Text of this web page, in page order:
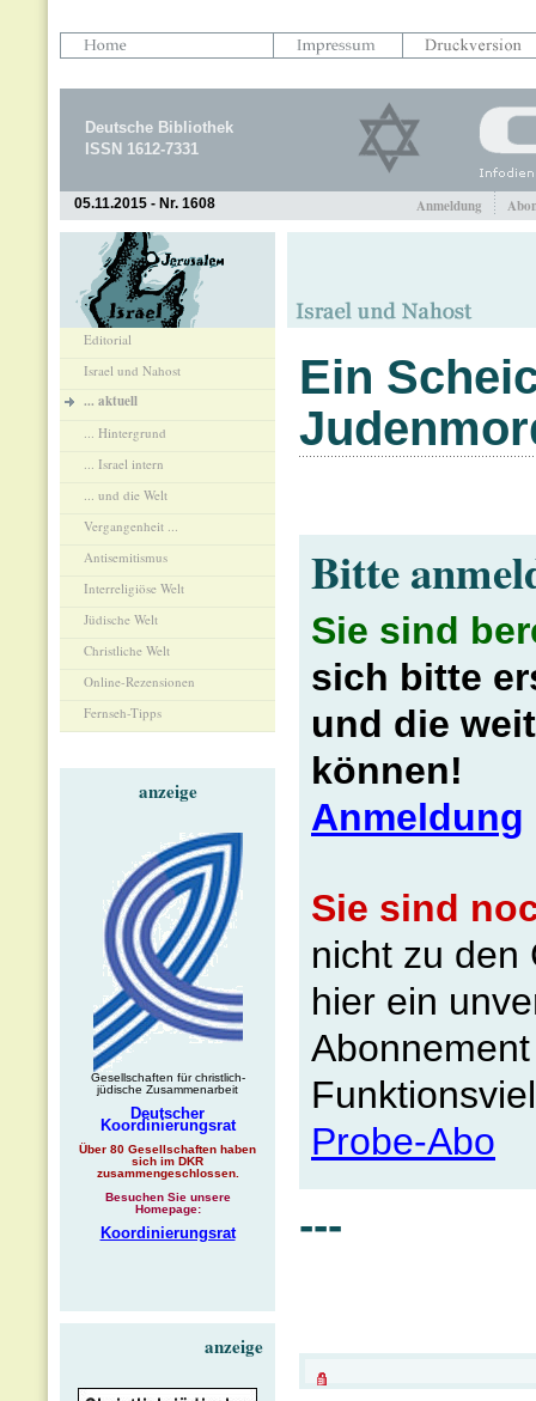
Deutsche Bibliothek
ISSN 1612-7331
05.11.2015 - Nr. 1608 Anmeldung
Editorial
Israel und Nahost
... aktuell
... Hintergrund
... Israel intern
... und die Welt
Vergangenheit ...
Antisemitismus
Interreligiöse Welt
Jüdische Welt
Christliche Welt
Online-Rezensionen
Fernseh-Tipps
anzeige
Gesellschaften für christlich-
jüdische Zusammenarbeit
Deutscher
Koordinierungsrat
Über 80 Gesellschaften haben
sich im DKR
zusammengeschlossen.
Besuchen Sie unsere
Homepage:
Koordinierungsrat
anzeige
Ein
Bitte
Sie sind
sich bitte
und die
können!
Anmeldung
Sie sind
nicht zu den
hier ein
Probe-Abo
---